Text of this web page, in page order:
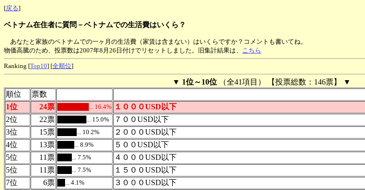
[戻る]
ベトナム在住者に質問－ベトナムでの生活費はいくら？
あなたと家族のベトナムでの一ヶ月の生活費（家賃は含まない）はいくらですか？コメントも書いてね。
物価高騰のため、投票数は2007年8月26日付けでリセットしました。旧集計結果は、 こちら
Ranking [Top10] [全順位]
▼ 1位～10位 （全41項目） 【投票総数：146票】 ▼
順位
票数
1位
24票 ... 16.4% １０００USD以下
2位
22票 ... 15.0%
７００USD以下
3位
15票 ... 10.2%
２０００USD以下
4位
13票 ... 8.9%
５００USD以下
5位
11票 ... 7.5%
４０００USD以下
5位
11票 ... 7.5%
１５００USD以下
7位
6票 ... 4.1%
３０００USD以下